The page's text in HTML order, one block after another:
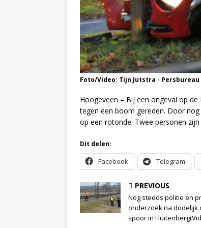
Foto/Video: Tijn Jutstra -
Hoogeveen – Bij een ongeval op
tegen een boom gereden. Door
op een rotonde. Twee personen
Dit delen:
Facebook Telegram
PREVIOUS
Nog steeds politie en
onderzoek na dodelijk
spoor in